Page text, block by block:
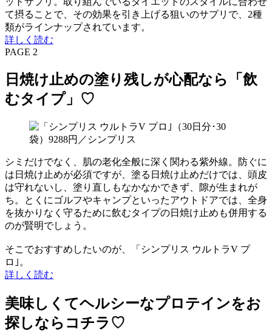
て摂ることで、その効果を引き上げる狙いのサプリで、2種
類がラインナップされています。
詳しく読む
PAGE 2
日焼け止めの塗り残しが心配なら「飲
むタイプ」♡
シミだけでなく、肌の老化全般に深く関わる紫外線。防ぐに
は日焼け止めが必須ですが、塗る日焼け止めだけでは、頭皮
は守れないし、塗り直しもなかなかできず、隙が生まれが
ち。とくにゴルフやキャンプといったアウトドアでは、全身
を抜かりなく守るために飲むタイプの日焼け止めも併用する
のが賢明でしょう。
そこでおすすめしたいのが、「シンプリス ウルトラV プ
ロ｣。
詳しく読む
美味しくてヘルシーなプロテインをお
探しならコチラ♡